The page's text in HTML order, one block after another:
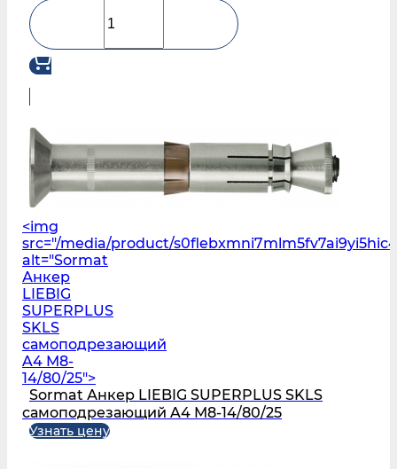
<img
src="/media/product/
alt="Sormat
Анкер
LIEBIG
SUPERPLUS
SKLS
самоподрезающий
A4 M8-
14/80/25">
Sormat Анкер LIEBIG SUPERPLUS SKLS
самоподрезающий A4 M8-14/80/25
Узнать цену